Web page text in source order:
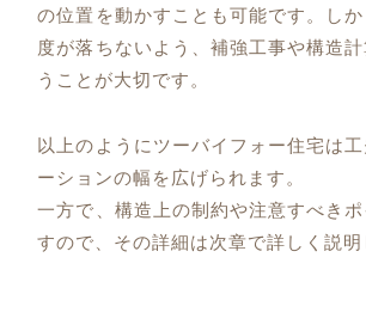
の位置を動かすことも可能です。し
度が落ちないよう、補強工事や構造
うことが大切です。
以上のようにツーバイフォー住宅は
ーションの幅を広げられます。
一方で、構造上の制約や注意すべき
すので、その詳細は次章で詳しく説明